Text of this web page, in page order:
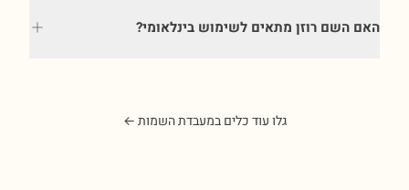
האם השם רוזן מתאים לשימוש בינלאומי?
גלו עוד כלים במעבדת השמות ←